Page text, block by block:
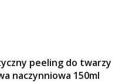
peeling do twarzy
naczynniowa 150ml